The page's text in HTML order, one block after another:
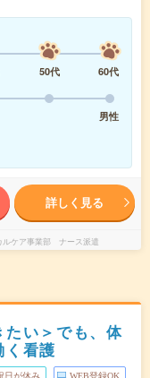
50代
60代
男性
詳しく見る
ルケア事業部 ナース派遣
たい＞でも、体
く看護
日が休み WEB登録OK